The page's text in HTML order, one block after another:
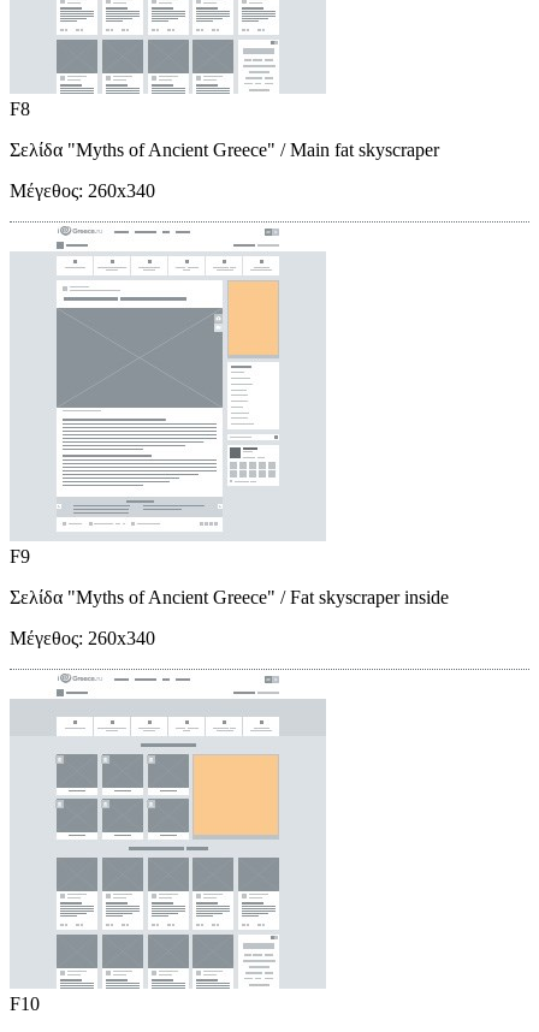
F8
Σελίδα "Myths of Ancient Greece" / Main fat skyscraper
Μέγεθος: 260x340
F9
Σελίδα "Myths of Ancient Greece" / Fat skyscraper inside
Μέγεθος: 260x340
F10